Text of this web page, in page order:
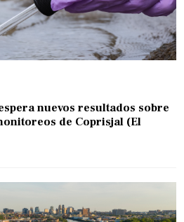
nuevos resultados sobre
de Coprisjal (El